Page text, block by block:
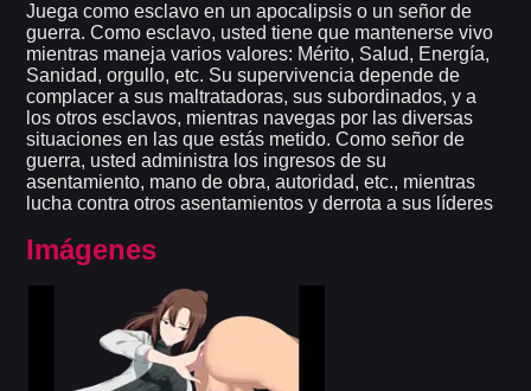
Juega como esclavo en un apocalipsis o un señor de
guerra. Como esclavo, usted tiene que mantenerse vivo
mientras maneja varios valores: Mérito, Salud, Energía,
Sanidad, orgullo, etc. Su supervivencia depende de
complacer a sus maltratadoras, sus subordinados, y a
los otros esclavos, mientras navegas por las diversas
situaciones en las que estás metido. Como señor de
guerra, usted administra los ingresos de su
asentamiento, mano de obra, autoridad, etc., mientras
lucha contra otros asentamientos y derrota a sus líderes
Imágenes